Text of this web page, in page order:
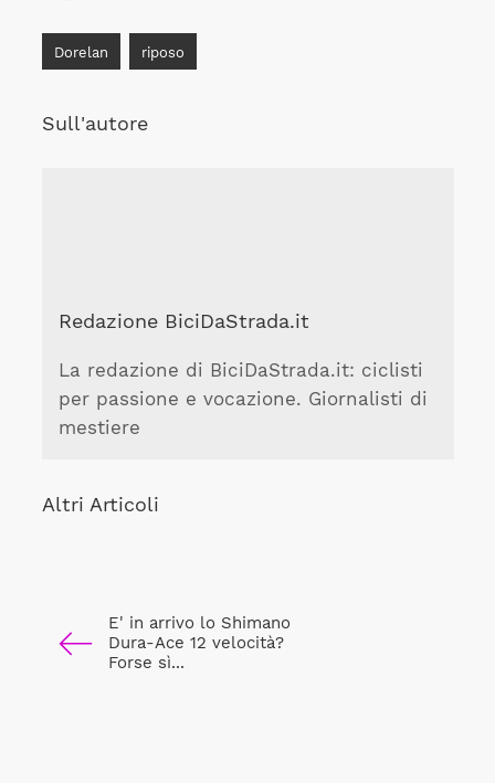
Dorelan riposo
Sull'autore
Redazione BiciDaStrada.it
La redazione di BiciDaStrada.it: ciclisti
per passione e vocazione. Giornalisti di
mestiere
Altri Articoli
E' in arrivo lo Shimano
Dura-Ace 12 velocità?
Forse sì...